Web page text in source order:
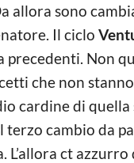
allora sono
Il ciclo
precedenti. Non
che non
cardine di
terzo cambio da
L’allora ct azzurro